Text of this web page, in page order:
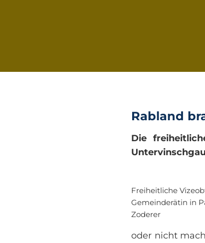
Rabland
Die
Freiheitliche
Gemeinderätin in
Zoderer
oder nicht